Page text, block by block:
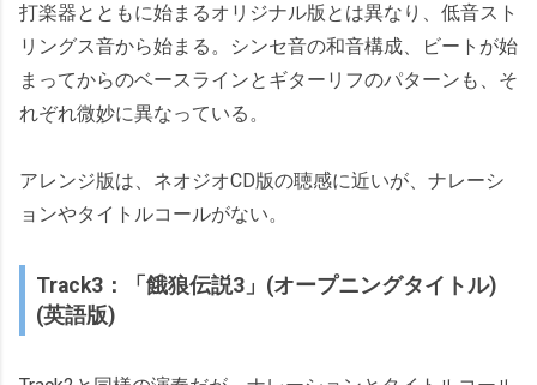
打楽器とともに始まるオリジナル版とは異なり、低音スト
リングス音から始まる。シンセ音の和音構成、ビートが始
まってからのベースラインとギターリフのパターンも、そ
れぞれ微妙に異なっている。
アレンジ版は、ネオジオCD版の聴感に近いが、ナレーシ
ョンやタイトルコールがない。
Track3：「餓狼伝説3」(オープニングタイトル)
(英語版)